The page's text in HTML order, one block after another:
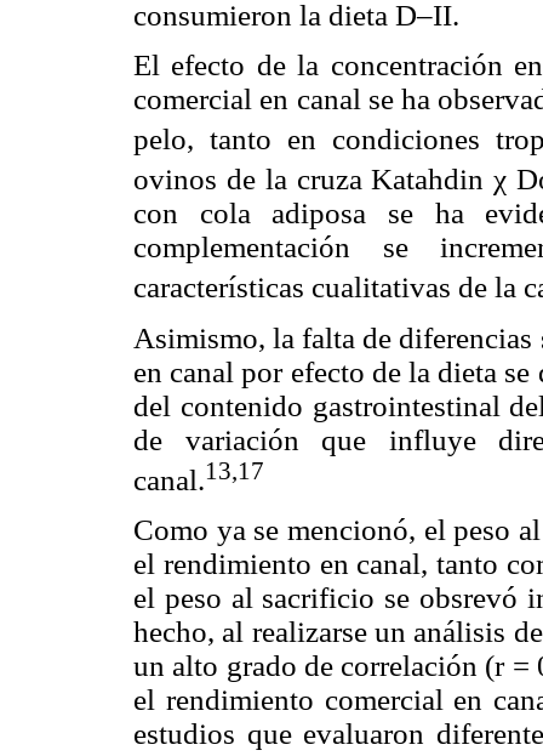
consumieron la dieta D–II.
El efecto de la concentración
comercial en canal se ha
pelo, tanto en condiciones
ovinos de la cruza Katahdin χ
con cola adiposa se ha
complementación se
características cualitativas de la
Asimismo, la falta de
en canal por efecto de la dieta
del contenido gastrointestinal
de variación que influye
canal.13,17
Como ya se mencionó, el peso
el rendimiento en canal, tanto
el peso al sacrificio se obsrevó
hecho, al realizarse un análisis
un alto grado de correlación (r =
el rendimiento comercial en
estudios que evaluaron